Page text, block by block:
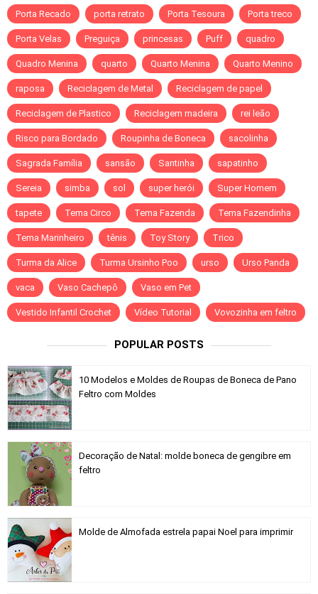
Porta Recado porta retrato Porta Tesoura Porta treco
Porta Velas Preguiça princesas Puff quadro
Quadro Menina quarto Quarto Menina Quarto Menino
raposa Reciclagem de Metal Reciclagem de papel
Reciclagem de Plastico Reciclagem madeira rei leão
Risco para Bordado Roupinha de Boneca sacolinha
Sagrada Família sansão Santinha sapatinho
Sereia simba sol super herói Super Homem
tapete Tema Circo Tema Fazenda Tema Fazendinha
Tema Marinheiro tênis Toy Story Trico
Turma da Alice Turma Ursinho Poo urso Urso Panda
vaca Vaso Cachepô Vaso em Pet
Vestido Infantil Crochet Vídeo Tutorial Vovozinha em feltro
POPULAR POSTS
10 Modelos e Moldes de Roupas de Boneca de Pano
Feltro com Moldes
Decoração de Natal: molde boneca de gengibre em
feltro
Molde de Almofada estrela papai Noel para imprimir